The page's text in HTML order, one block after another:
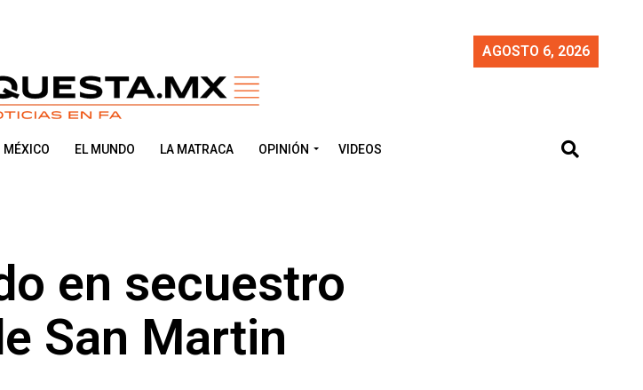
AGOSTO 6, 2026
MÉXICO EL MUNDO LA MATRACA OPINIÓN VIDEOS
en secuestro
San Martin